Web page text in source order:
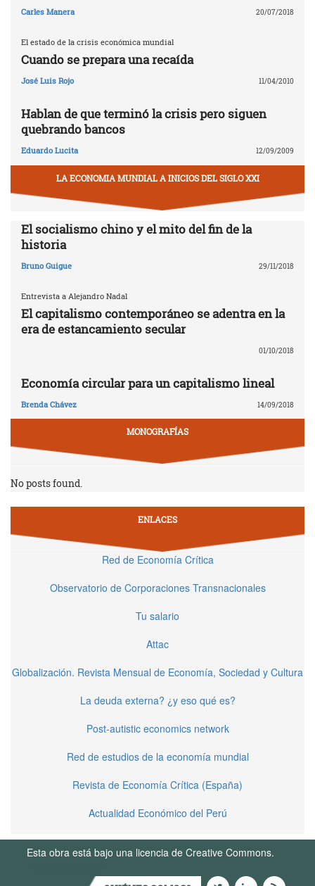
Carles Manera 20/07/2018
El estado de la crisis económica mundial
Cuando se prepara una recaída
José Luis Rojo 11/04/2010
Hablan de que terminó la crisis pero siguen
quebrando bancos
Eduardo Lucita 12/09/2009
LA ECONOMIA MUNDIAL A INICIOS DEL SIGLO XXI
El socialismo chino y el mito del fin de la
historia
Bruno Guigue 29/11/2018
Entrevista a Alejandro Nadal
El capitalismo contemporáneo se adentra en la
era de estancamiento secular
01/10/2018
Economía circular para un capitalismo lineal
Brenda Chávez 14/09/2018
MONOGRAFÍAS
No posts found.
ENLACES
Red de Economía Crítica
Observatorio de Corporaciones Transnacionales
Tu salario
Attac
Globalización. Revista Mensual de Economía, Sociedad y Cultura
La deuda externa? ¿y eso qué es?
Post-autistic economics network
Red de estudios de la economía mundial
Revista de Economía Crítica (España)
Actualidad Económico del Perú
Esta obra está bajo una licencia de Creative Commons.